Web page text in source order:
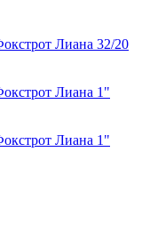
Лиана 32/20
Лиана 1"
Лиана 1"